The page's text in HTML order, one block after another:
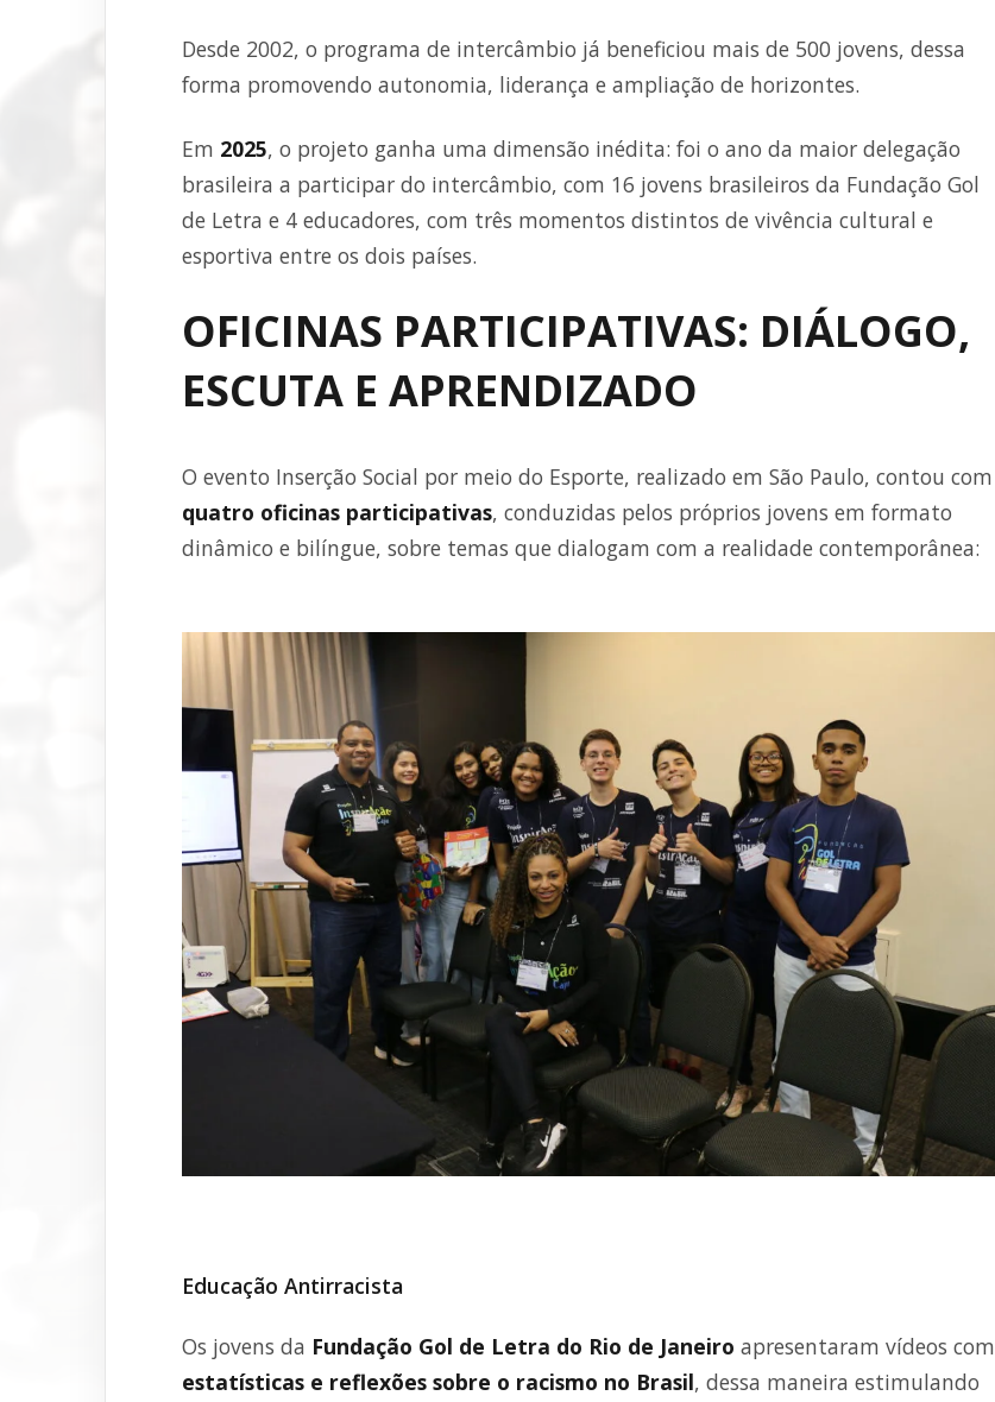
Desde 2002, o programa de intercâmbio já beneficiou mais de 500 jovens, dessa
forma promovendo autonomia, liderança e ampliação de horizontes.
Em 2025, o projeto ganha uma dimensão inédita: foi o ano da maior delegação
brasileira a participar do intercâmbio, com 16 jovens brasileiros da Fundação Gol
de Letra e 4 educadores, com três momentos distintos de vivência cultural e
esportiva entre os dois países.
OFICINAS PARTICIPATIVAS: DIÁLOGO,
ESCUTA E APRENDIZADO
O evento Inserção Social por meio do Esporte, realizado em São Paulo, contou com
quatro oficinas participativas, conduzidas pelos próprios jovens em formato
dinâmico e bilíngue, sobre temas que dialogam com a realidade contemporânea:
Educação Antirracista
Os jovens da Fundação Gol de Letra do Rio de Janeiro apresentaram vídeos com
estatísticas e reflexões sobre o racismo no Brasil, dessa maneira estimulando